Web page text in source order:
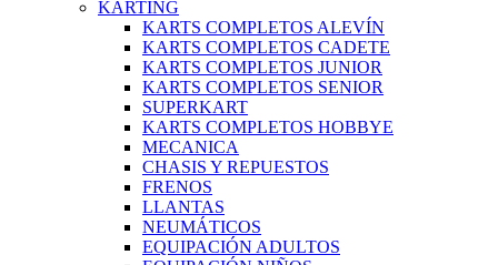
KARTING
KARTS COMPLETOS ALEVÍN
KARTS COMPLETOS CADETE
KARTS COMPLETOS JUNIOR
KARTS COMPLETOS SENIOR
SUPERKART
KARTS COMPLETOS HOBBYE
MECANICA
CHASIS Y REPUESTOS
FRENOS
LLANTAS
NEUMÁTICOS
EQUIPACIÓN ADULTOS